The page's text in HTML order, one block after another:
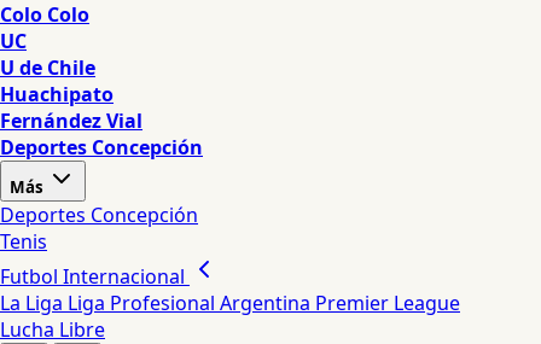
Colo Colo
UC
U de Chile
Huachipato
Fernández Vial
Deportes Concepción
Más
Deportes Concepción
Tenis
Futbol Internacional
La Liga Liga Profesional Argentina Premier League
Lucha Libre